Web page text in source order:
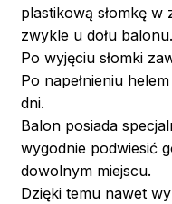
plastikową słomkę w
zwykle u dołu balonu.
Po wyjęciu słomki
Po napełnieniu
dni.
Balon posiada
wygodnie podwiesić
dowolnym miejscu.
Dzięki temu nawet